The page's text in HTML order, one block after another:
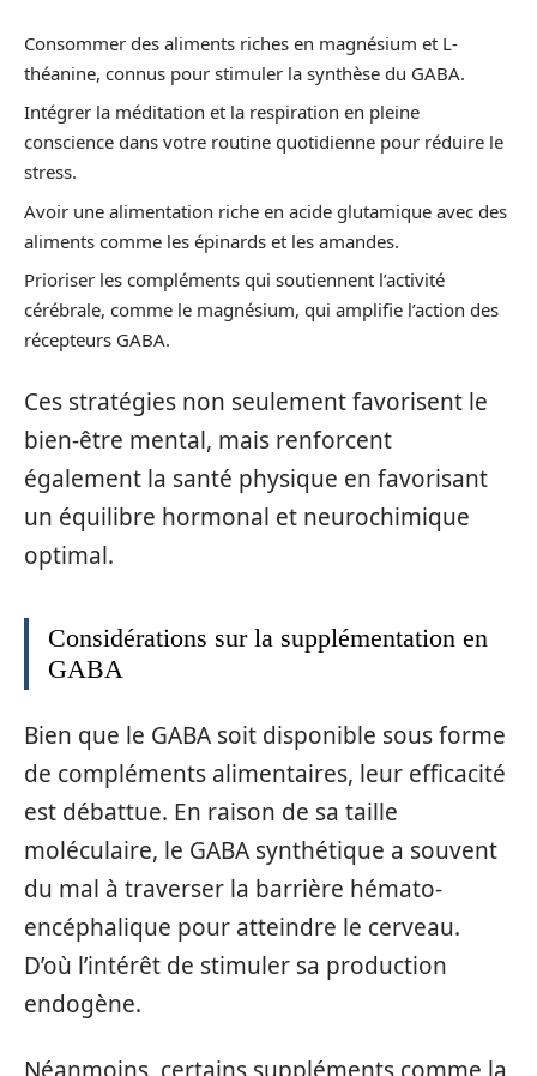
Consommer des aliments riches en magnésium et L-
théanine, connus pour stimuler la synthèse du GABA.
Intégrer la méditation et la respiration en pleine
conscience dans votre routine quotidienne pour réduire le
stress.
Avoir une alimentation riche en acide glutamique avec des
aliments comme les épinards et les amandes.
Prioriser les compléments qui soutiennent l’activité
cérébrale, comme le magnésium, qui amplifie l’action des
récepteurs GABA.
Ces stratégies non seulement favorisent le
bien-être mental, mais renforcent
également la santé physique en favorisant
un équilibre hormonal et neurochimique
optimal.
Considérations sur la supplémentation en
GABA
Bien que le GABA soit disponible sous forme
de compléments alimentaires, leur efficacité
est débattue. En raison de sa taille
moléculaire, le GABA synthétique a souvent
du mal à traverser la barrière hémato-
encéphalique pour atteindre le cerveau.
D’où l’intérêt de stimuler sa production
endogène.
Néanmoins, certains suppléments comme la